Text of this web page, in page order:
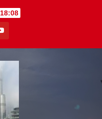
18:08